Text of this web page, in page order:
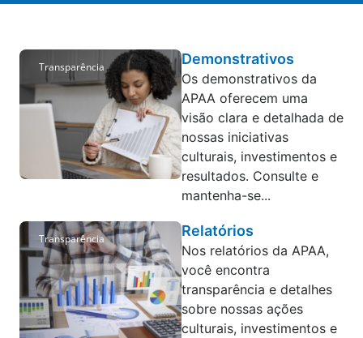
Transparência Demonstrativos
Os demonstrativos da
APAA oferecem uma
visão clara e detalhada de
nossas iniciativas
culturais, investimentos e
resultados. Consulte e
mantenha-se...
Transparência Relatórios
Nos relatórios da APAA,
você encontra
transparência e detalhes
sobre nossas ações
culturais, investimentos e